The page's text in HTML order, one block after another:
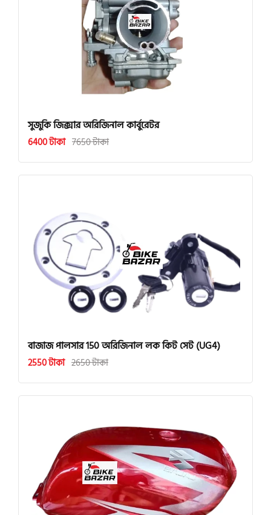
সুজুকি জিক্সার অরিজিনাল কার্বুরেটর
6400 টাকা 7650 টাকা
বাজাজ পালসার 150 অরিজিনাল লক কিট সেট (UG4)
2550 টাকা 2650 টাকা